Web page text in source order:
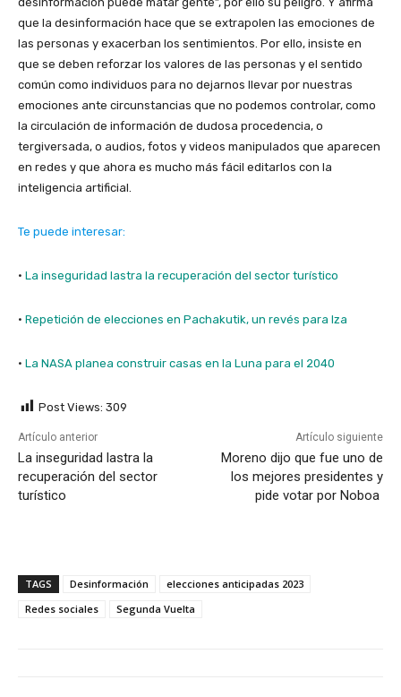
que la desinformación hace que se extrapolen las emociones de
las personas y exacerban los sentimientos. Por ello, insiste en
que se deben reforzar los valores de las personas y el sentido
común como individuos para no dejarnos llevar por nuestras
emociones ante circunstancias que no podemos controlar, como
la circulación de información de dudosa procedencia, o
tergiversada, o audios, fotos y videos manipulados que aparecen
en redes y que ahora es mucho más fácil editarlos con la
inteligencia artificial.
Te puede interesar:
· La inseguridad lastra la recuperación del sector turístico
· Repetición de elecciones en Pachakutik, un revés para Iza
· La NASA planea construir casas en la Luna para el 2040
Post Views: 309
Artículo anterior
La inseguridad lastra la
recuperación del sector
turístico
Artículo siguiente
Moreno dijo que fue uno de
los mejores presidentes y
pide votar por Noboa
TAGS Desinformación
elecciones anticipadas 2023
Redes sociales
Segunda Vuelta